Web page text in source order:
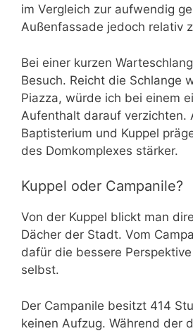
im Vergleich zur aufwendig
Außenfassade jedoch relativ
Bei einer kurzen
Besuch. Reicht die Schlange
Piazza, würde ich bei einem
Aufenthalt darauf verzichten.
Baptisterium und Kuppel
des Domkomplexes stärker.
Kuppel oder Campanile?
Von der Kuppel blickt man
Dächer der Stadt. Vom
dafür die bessere
selbst.
Der Campanile besitzt 414
keinen Aufzug. Während der